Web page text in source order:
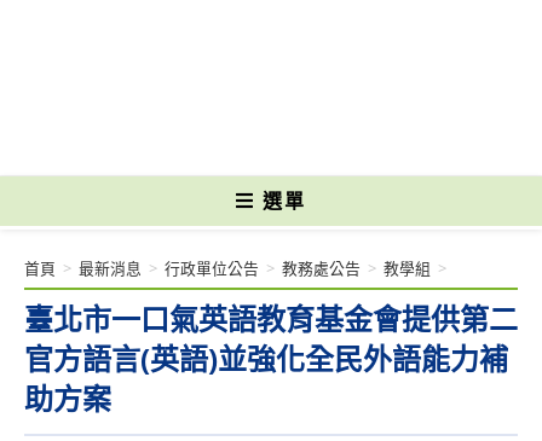
選單
臺北市一口氣英語教育基金會提供第二
官方語言(英語)並強化全民外語能力補
助方案
首頁 > 最新消息 > 行政單位公告 > 教務處公告 > 教學組 >